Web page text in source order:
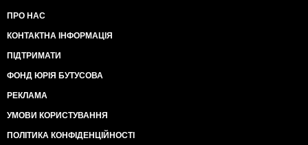
ПРО НАС
КОНТАКТНА ІНФОРМАЦІЯ
ПІДТРИМАТИ
ФОНД ЮРІЯ БУТУСОВА
РЕКЛАМА
УМОВИ КОРИСТУВАННЯ
ПОЛІТИКА КОНФІДЕНЦІЙНОСТІ